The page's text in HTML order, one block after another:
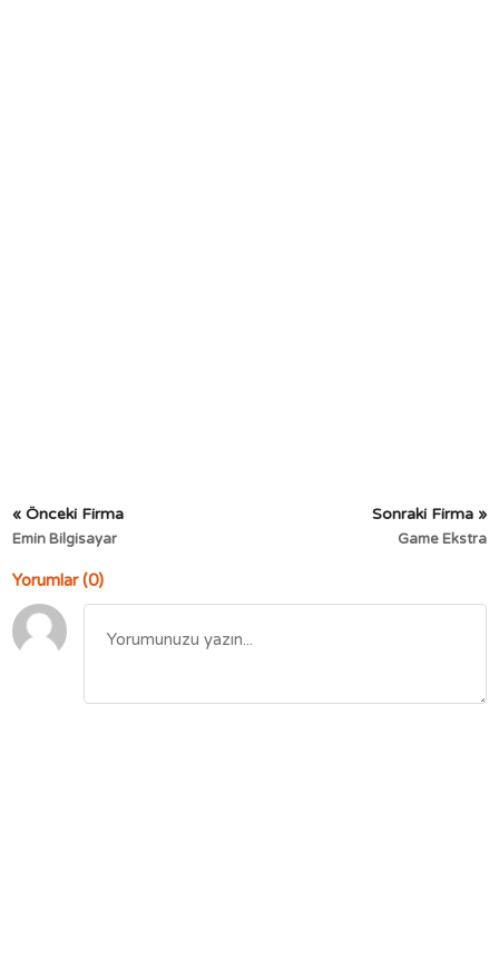
« Önceki Firma
Emin Bilgisayar
Sonraki Firma »
Game Ekstra
Yorumlar (0)